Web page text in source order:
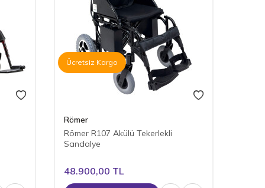
Ücretsiz Kargo
Römer
Römer R107 Akülü Tekerlekli
Sandalye
48.900,00 TL